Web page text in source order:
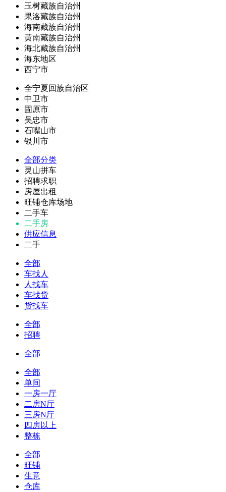
玉树藏族自治州
果洛藏族自治州
海南藏族自治州
黄南藏族自治州
海北藏族自治州
海东地区
西宁市
全宁夏回族自治区
中卫市
固原市
吴忠市
石嘴山市
银川市
全部分类
灵山拼车
招聘求职
房屋出租
旺铺仓库场地
二手车
二手房
供应信息
二手
全部
车找人
人找车
车找货
货找车
全部
招聘
全部
全部
单间
一房一厅
二房N厅
三房N厅
四房以上
整栋
全部
旺铺
生意
仓库